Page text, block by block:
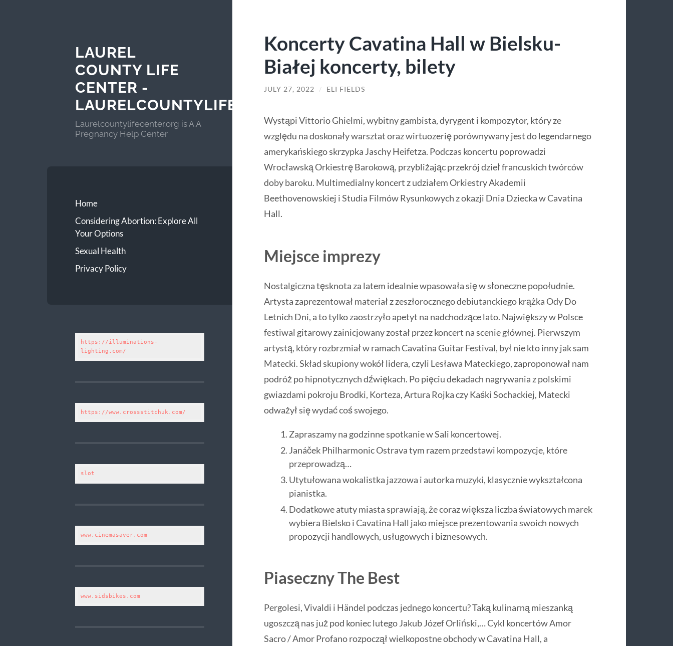
LAUREL
COUNTY LIFE
CENTER -
LAURELCOUNTYLIFECENTER
Laurelcountylifecenter.org is A.A
Pregnancy Help Center
Home
Considering Abortion: Explore All
Your Options
Sexual Health
Privacy Policy
https://illuminations-
lighting.com/
https://www.crossstitchuk.com/
slot
www.cinemasaver.com
www.sidsbikes.com
Koncerty Cavatina Hall w Bielsku-
Białej koncerty, bilety
JULY 27, 2022 / ELI FIELDS
Wystąpi Vittorio Ghielmi, wybitny gambista, dyrygent i kompozytor, który ze
względu na doskonały warsztat oraz wirtuozerię porównywany jest do legendarnego
amerykańskiego skrzypka Jaschy Heifetza. Podczas koncertu poprowadzi
Wrocławską Orkiestrę Barokową, przybliżając przekrój dzieł francuskich twórców
doby baroku. Multimedialny koncert z udziałem Orkiestry Akademii
Beethovenowskiej i Studia Filmów Rysunkowych z okazji Dnia Dziecka w Cavatina
Hall.
Miejsce imprezy
Nostalgiczna tęsknota za latem idealnie wpasowała się w słoneczne popołudnie.
Artysta zaprezentował materiał z zeszłorocznego debiutanckiego krążka Ody Do
Letnich Dni, a to tylko zaostrzyło apetyt na nadchodzące lato. Największy w Polsce
festiwal gitarowy zainicjowany został przez koncert na scenie głównej. Pierwszym
artystą, który rozbrzmiał w ramach Cavatina Guitar Festival, był nie kto inny jak sam
Matecki. Skład skupiony wokół lidera, czyli Lesława Mateckiego, zaproponował nam
podróż po hipnotycznych dźwiękach. Po pięciu dekadach nagrywania z polskimi
gwiazdami pokroju Brodki, Korteza, Artura Rojka czy Kaśki Sochackiej, Matecki
odważył się wydać coś swojego.
Zapraszamy na godzinne spotkanie w Sali koncertowej.
Janáček Philharmonic Ostrava tym razem przedstawi kompozycje, które
przeprowadzą…
Utytułowana wokalistka jazzowa i autorka muzyki, klasycznie wykształcona
pianistka.
Dodatkowe atuty miasta sprawiają, że coraz większa liczba światowych marek
wybiera Bielsko i Cavatina Hall jako miejsce prezentowania swoich nowych
propozycji handlowych, usługowych i biznesowych.
Piaseczny The Best
Pergolesi, Vivaldi i Händel podczas jednego koncertu? Taką kulinarną mieszanką
ugoszczą nas już pod koniec lutego Jakub Józef Orliński,… Cykl koncertów Amor
Sacro / Amor Profano rozpoczął wielkopostne obchody w Cavatina Hall, a